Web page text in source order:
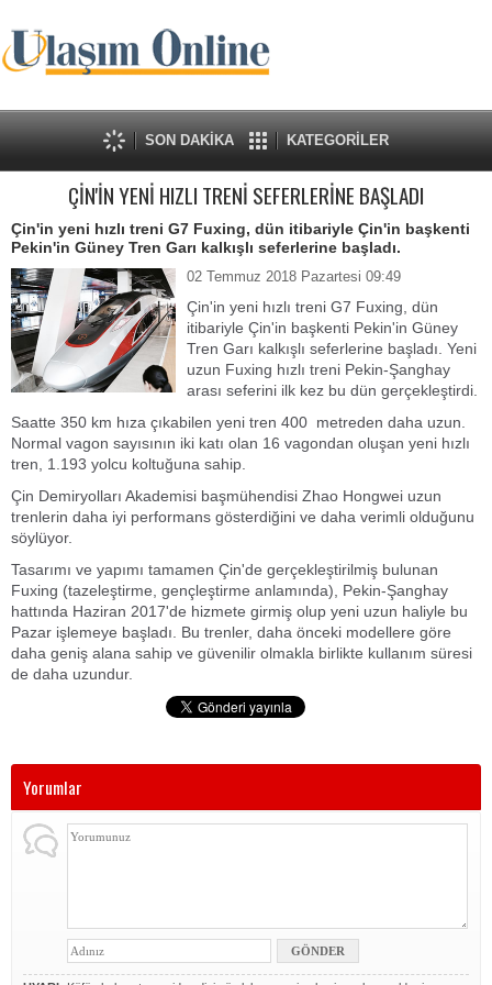
SON DAKİKA KATEGORİLER
ÇİN'İN YENİ HIZLI TRENİ SEFERLERİNE BAŞLADI
Çin'in yeni hızlı treni G7 Fuxing, dün itibariyle Çin'in başkenti
Pekin'in Güney Tren Garı kalkışlı seferlerine başladı.
02 Temmuz 2018 Pazartesi 09:49
Çin'in yeni hızlı treni G7 Fuxing, dün
itibariyle Çin'in başkenti Pekin'in Güney
Tren Garı kalkışlı seferlerine başladı. Yeni
uzun Fuxing hızlı treni Pekin-Şanghay
arası seferini ilk kez bu dün gerçekleştirdi.
Saatte 350 km hıza çıkabilen yeni tren 400 metreden daha uzun.
Normal vagon sayısının iki katı olan 16 vagondan oluşan yeni hızlı
tren, 1.193 yolcu koltuğuna sahip.
Çin Demiryolları Akademisi başmühendisi Zhao Hongwei uzun
trenlerin daha iyi performans gösterdiğini ve daha verimli olduğunu
söylüyor.
Tasarımı ve yapımı tamamen Çin'de gerçekleştirilmiş bulunan
Fuxing (tazeleştirme, gençleştirme anlamında), Pekin-Şanghay
hattında Haziran 2017'de hizmete girmiş olup yeni uzun haliyle bu
Pazar işlemeye başladı. Bu trenler, daha önceki modellere göre
daha geniş alana sahip ve güvenilir olmakla birlikte kullanım süresi
de daha uzundur.
Yorumlar